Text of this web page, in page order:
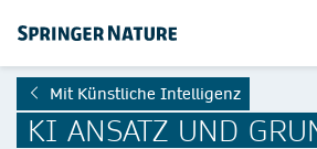
Mit Künstliche Intelligenz
KI ANSATZ UND